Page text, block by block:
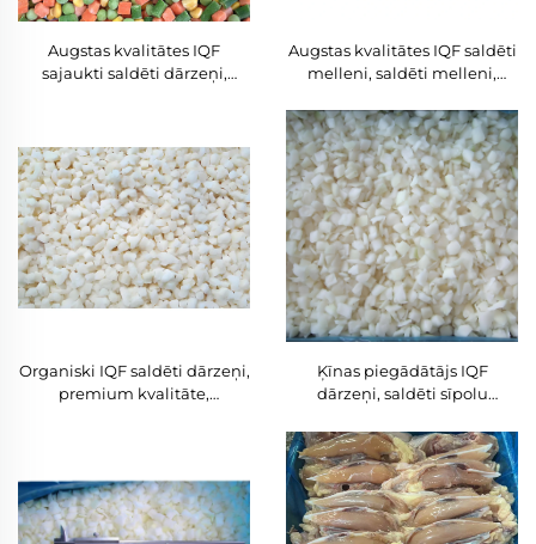
Augstas kvalitātes IQF
sajaukti saldēti dārzeņi,
Augstas kvalitātes IQF saldēti
melleni, saldēti melleni,
konkurētspējīgu cenu
eksportam
Organiski IQF saldēti dārzeņi,
premium kvalitāte,
mizotus, halāla, svaigus
kubus
Ķīnas piegādātājs IQF
dārzeņi, saldēti sīpolu